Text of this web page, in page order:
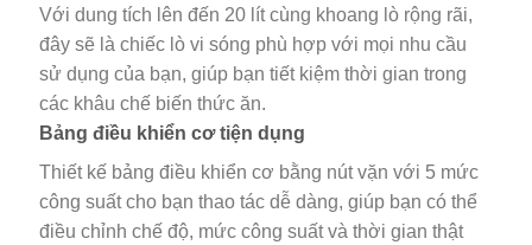
Với dung tích lên đến 20 lít cùng khoang lò rộng rãi,
đây sẽ là chiếc lò vi sóng phù hợp với mọi nhu cầu
sử dụng của bạn, giúp bạn tiết kiệm thời gian trong
các khâu chế biến thức ăn.
Bảng điều khiển cơ tiện dụng
Thiết kế bảng điều khiển cơ bằng nút vặn với 5 mức
công suất cho bạn thao tác dễ dàng, giúp bạn có thể
điều chỉnh chế độ, mức công suất và thời gian thật